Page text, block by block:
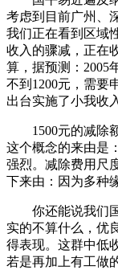
考虑到目前广州、
我们正在看到区域
收入的骤减，正在
算，据预测：2005
不到1200元，需要
出台实施了小我收
1500元的减除额
这个概念的来由是
强烈。减除费用尺
下来由：因为多种
你还能说我们国
实的不算什么，优
得表现。这群中低
若是再加上有工做